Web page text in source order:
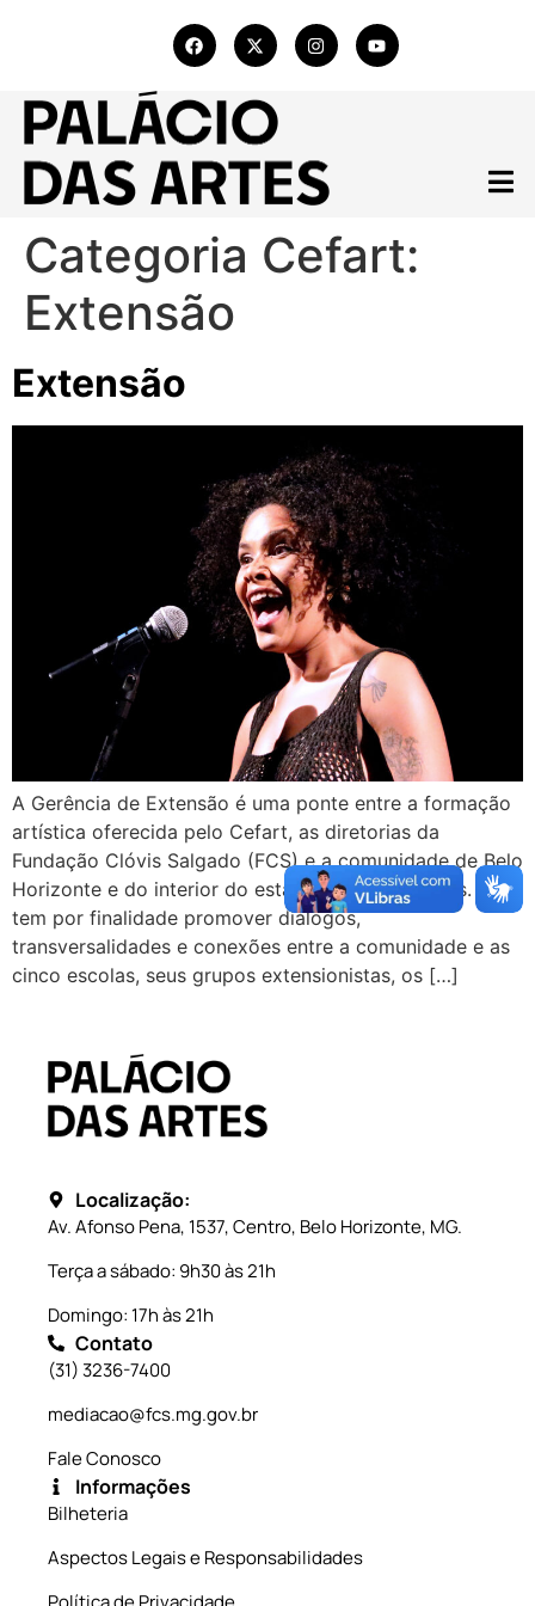
Categoria Cefart:
Extensão
Extensão
A Gerência de Extensão é uma ponte entre a formação
artística oferecida pelo Cefart, as diretorias da
Fundação Clóvis Salgado (FCS) e a comunidade de Belo
Horizonte e do interior do estado de Minas Gerais. Ela
tem por finalidade promover diálogos,
transversalidades e conexões entre a comunidade e as
cinco escolas, seus grupos extensionistas, os […]
Localização:
Av. Afonso Pena, 1537, Centro, Belo Horizonte, MG.
Terça a sábado: 9h30 às 21h
Domingo: 17h às 21h
Contato
(31) 3236-7400
mediacao@fcs.mg.gov.br
Fale Conosco
Informações
Bilheteria
Aspectos Legais e Responsabilidades